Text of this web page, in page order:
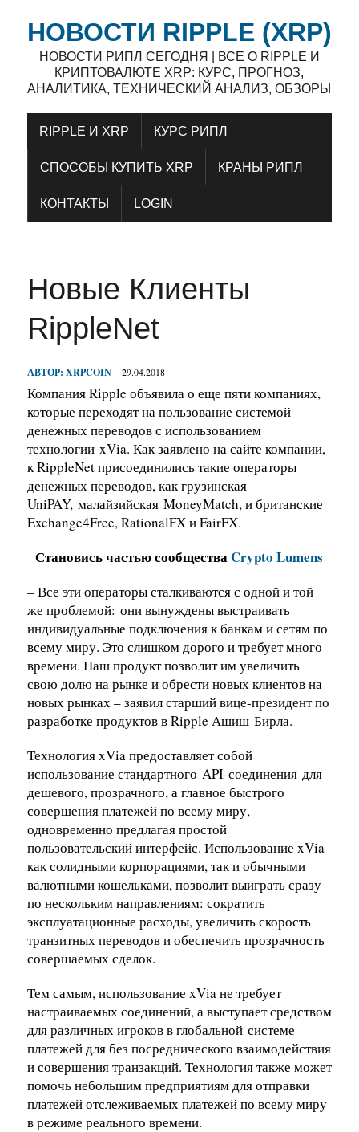
НОВОСТИ RIPPLE (XRP)
НОВОСТИ РИПЛ СЕГОДНЯ | ВСЕ О RIPPLE И
КРИПТОВАЛЮТЕ XRP: КУРС, ПРОГНОЗ,
АНАЛИТИКА, ТЕХНИЧЕСКИЙ АНАЛИЗ, ОБЗОРЫ
RIPPLE И XRP КУРС РИПЛ
СПОСОБЫ КУПИТЬ XRP КРАНЫ РИПЛ
КОНТАКТЫ LOGIN
Новые Клиенты
RippleNet
АВТОР: XRPCOIN 29.04.2018
Компания Ripple объявила о еще пяти компаниях,
которые переходят на пользование системой
денежных переводов с использованием
технологии xVia. Как заявлено на сайте компании,
к RippleNet присоединились такие операторы
денежных переводов, как грузинская
UniPAY, малайзийскаяMoneyMatch, и британские
Exchange4Free, RationalFX и FairFX.
Становись частью сообществаCrypto Lumens
– Все эти операторы сталкиваются с одной и той
же проблемой: они вынуждены выстраивать
индивидуальные подключения к банкам и сетям по
всему миру. Это слишком дорого и требует много
времени. Наш продукт позволит им увеличить
свою долю на рынке и обрести новых клиентов на
новых рынках – заявил старший вице-президент по
разработке продуктов в Ripple Ашиш Бирла.
Технология xVia предоставляет собой
использование стандартного API-соединениядля
дешевого, прозрачного, а главное быстрого
совершения платежей по всему миру,
одновременно предлагая простой
пользовательский интерфейс. Использование xVia
как солидными корпорациями, так и обычными
валютными кошельками, позволит выиграть сразу
по нескольким направлениям: сократить
эксплуатационные расходы, увеличить скорость
транзитных переводов и обеспечить прозрачность
совершаемых сделок.
Тем самым, использование xVia не требует
настраиваемых соединений, а выступает средством
для различных игроков в глобальной системе
платежей для без посреднического взаимодействия
и совершения транзакций. Технология также может
помочь небольшим предприятиям для отправки
платежей отслеживаемых платежей по всему миру
в режиме реального времени.